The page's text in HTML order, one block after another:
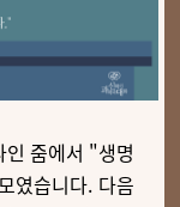
줌에서 "생명
였습니다. 다음